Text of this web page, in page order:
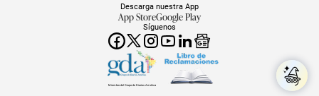
Síguenos
Descarga nuestra App
App StoreGoogle Play
Miembro del Grupo de Diarios América